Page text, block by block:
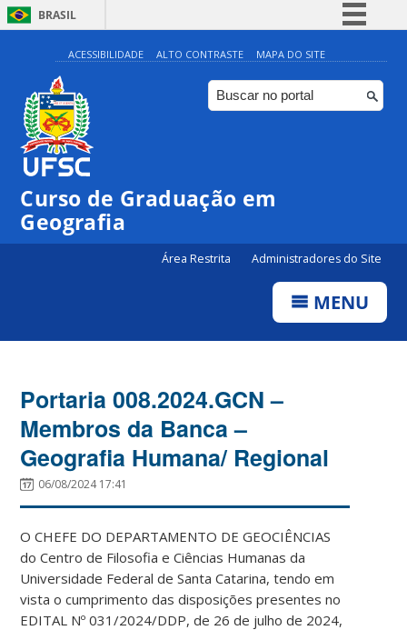
BRASIL
Simplifique!
Comunica BR
Participe
Canais
ACESSIBILIDADE ALTO CONTRASTE MAPA DO SITE
Curso de Graduação em
Geografia
Área Restrita Administradores do Site
MENU
Portaria 008.2024.GCN –
Membros da Banca –
Geografia Humana/ Regional
06/08/2024 17:41
O CHEFE DO DEPARTAMENTO DE GEOCIÊNCIAS
do Centro de Filosofia e Ciências Humanas da
Universidade Federal de Santa Catarina, tendo em
vista o cumprimento das disposições presentes no
EDITAL Nº 031/2024/DDP, de 26 de julho de 2024,